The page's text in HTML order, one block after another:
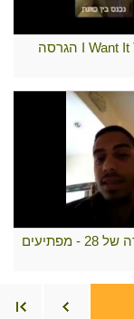
I Want It That Way הגרסה
אחרי סגירה של 28 - מפתיעים